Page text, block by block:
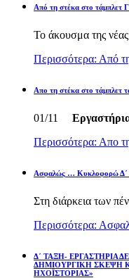
Από τη στέκα στο τάμπλετ
Το άκουσμα της
Περισσότερα: Από
Απο τη στέκα στο τάμπλετ
01/11
Περισσότερα: Απο
Ασφαλώς … Κυκλοφορώ Δ΄
Στη διάρκεια των
Περισσότερα:
Δ΄ ΤΑΞΗ- ΕΡΓΑΣΤΗΡΙΑ
ΔΗΜΙΟΥΡΓΙΚΗ ΣΚΕΨΗ
ΗΧΟΪΣΤΟΡΙΑΣ»